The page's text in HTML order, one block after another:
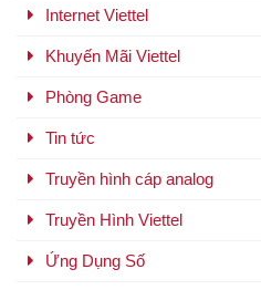
Internet Viettel
Khuyến Mãi Viettel
Phòng Game
Tin tức
Truyền hình cáp analog
Truyền Hình Viettel
Ứng Dụng Số